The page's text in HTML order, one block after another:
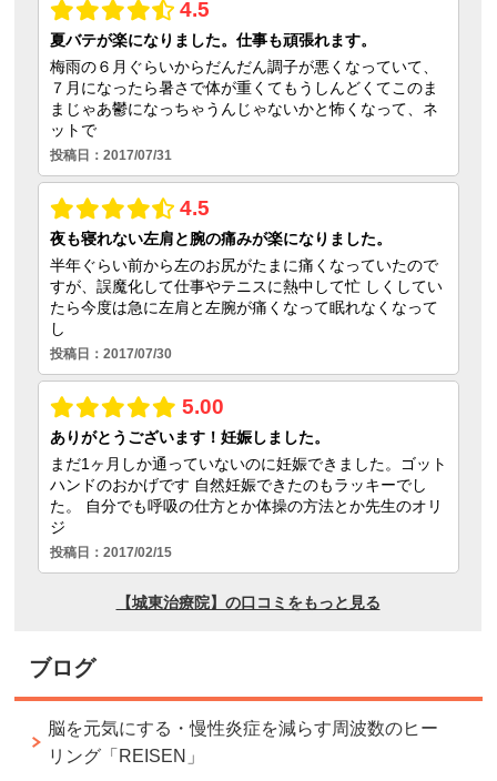
ブログ
脳を元気にする・慢性炎症を減らす周波数のヒー
リング「REISEN」